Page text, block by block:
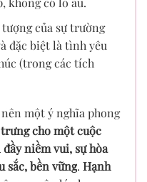
của sự trường
đặc biệt là tình yêu
(trong các tích
một ý nghĩa phong
cho một cuộc
niềm vui, sự hòa
sắc, bền vững. Hạnh